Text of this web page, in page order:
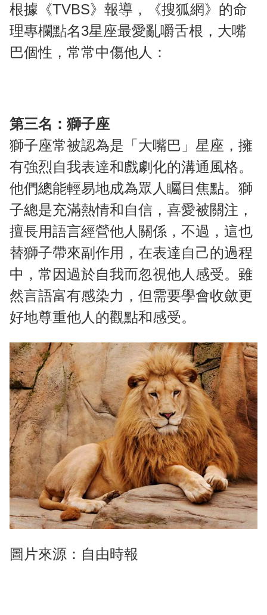
根據《TVBS》報導，《搜狐網》的命
理專欄點名3星座最愛亂嚼舌根，大嘴
巴個性，常常中傷他人：
第三名：獅子座
獅子座常被認為是「大嘴巴」星座，擁
有強烈自我表達和戲劇化的溝通風格。
他們總能輕易地成為眾人矚目焦點。獅
子總是充滿熱情和自信，喜愛被關注，
擅長用語言經營他人關係，不過，這也
替獅子帶來副作用，在表達自己的過程
中，常因過於自我而忽視他人感受。雖
然言語富有感染力，但需要學會收斂更
好地尊重他人的觀點和感受。
圖片來源：自由時報